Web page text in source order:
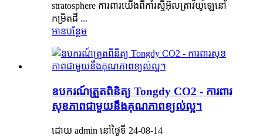
stratosphere ការពារយើងពីកាំរស្មីអ៊ុលត្រាវីយូឡេនៅ
កម្រិតដី ...
អានបន្ថែម
ឧបករណ៍ត្រួតពិនិត្យ Tongdy CO2 - ការពារ
សុខភាពជាមួយនឹងគុណភាពខ្យល់ល្អ។
ដោយ admin នៅថ្ងៃទី 24-08-14